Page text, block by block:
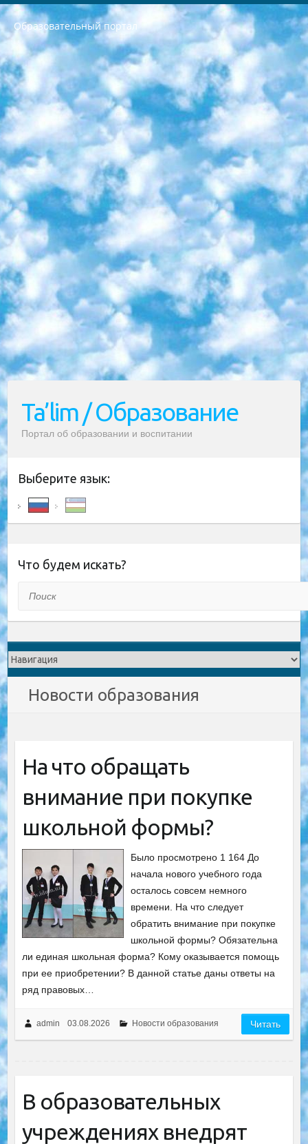
Образовательный портал
РЕСПУБЛИКА УЗБЕКИСТАН МИНИСТРЕРСТВО ДОШКОЛЬНОГО И ШКОЛЬНОГО ОБРАЗОВАНИЯ КОМАНДА в общеобразовательных учреждениях в 2023-2024 учебном году организация и проведение итоговой государственной аттестации обучающихся о Министра дошкольного и школьного образования Республики Узбекистан от 4 марта 2008 года (постановлением Минюста от 20 марта 2008 года № 1778 государственной регистрации) «Итоговое состояние учащихся общего среднего образования на основании положения об утверждении положения об аттестации общего среднего образования выпускной экзамен студентов в образовательных учреждениях в 2023-2024 учебном году В целях организации и прохождения аттестации приказываю: 1. Следующее: перечень предметов, по которым будет проводиться итоговая государственная аттестация и экзамен формы перевода согласно приложению 1; сертификаты международного образца, оценивающие уровень владения иностранными языками перечень согласно приложению 2; 2. Педагогический при специализированных образовательных учреждениях. научно-практический центр квалификации и международной оценки (Д.Давидова) 2024 г. До 25 марта: задания по предметам, по которым будет проводиться итоговая аттестация разработка и утверждение технических условий; итоговая аттестация на основании разработанного предметного задания разработка вопросов по предметам (устно и письменно), экзамен передача; общеобразовательные средние школы и специальные учебные заведения учащиеся выпускных классов школ и интернатов в агентской системе подготовка базы данных экзаменационных материалов и критериев оценки; перевод базы экзаменационных материалов на все языки обучения подать в Республиканский образовательный центр для изготовления; варианты экзаменов на основе разработанных контрольных материалов пусть будут поставлены задачи формирования. 3. Республиканский образовательный центр (Ш.Худайкулов) до 5 апреля 2024 года. до: база данных предоставленных экзаменационных материалов на все языки обучения перевод и экспертиза; для слепых, слабовидящих, глухих, слабослышащих и умственно отсталых детей учащиеся выпускных классов специализированных школ и школ-интернатов база данных экзаменационных материалов на всех преподаваемых языках подготовка критериев оценки; специализированные школы для умственно отсталых детей и технологии для учащихся выпускных классов школ-интернатов разработка соответствующих рекомендаций и критериев проведения ЕГЭ по естествознанию давать задания. 4. Педагогический при специализированных образовательных учреждениях. Научно-практический центр навыков и международной оценки (Д.Давидова), Республика образовательный центр (Худайкулов Ш.) итоговый государственный аттестационный экзамен ориентирован на творческое и логическое мышление при подготовке базы материалов учитывать введение заданий. 5. Следует отметить, что: сертификат государственного образца о знании общеобразовательного предмета и как минимум национальный уровень B1 по предметам на иностранных языках, указанным в Приложении 2. или международно признанный сертификат эквивалентного уровня студенты, изучающие определенный предмет, освобождаются от экзамена; по соответствующим предметам запланирована итоговая государственная аттестация за день до дня, путем жеребьевки Рабочей группой (в письменной форме по предметам, проводимым в форме) из числа сформированных вариантов выбрано 2 варианта; 2 выбранных варианта экзамена анонсированы на официальном сайте министерства и все выпускники по всей стране на основе этих вариантов проводит итоговую государственную аттестацию. 6. Государственное образование учащихся средних общеобразовательных учреждений. знания в соответствии с квалификационными требованиями, которые необходимо приобрести на основании стандартов итоговый (выпускной) контроль для 9 и 11 классов в целях тестирования Экзамены (далее – экзамены) состоят из предметов, перечисленных в приложении 1. будет сделано. 7. Экзамены пройдут с 26 мая по 15 июня 2024 г. (кроме науки физического воспитания). 8. Физическая для учащихся 9 классов общесредних образовательных учреждений. Экзамены по предмету «Образование, квалификация медицина» 1-6 мая 2024 года. сотрудники перевести под присмотр (с отклонениями в физическом или умственном развитии) специализированная школа для детей, школы-интернаты и со сколиозом школы-интернаты санаторного типа для больных детей исключены). 9. Он был слепым, слабовидящим и имел нарушения опорно-двигательного аппарата. экзамены в специализированных школах и интернатах для детей должны проводиться исходя из требований, предъявляемых к общеобразовательным учреждениям (физкультура кроме науки). 10. Специализированная школа для глухих и слабослышащих детей. и экзамены в интернатах и быть реализован в виде письменного теста по математике. 11. Специальность для умственно отсталых детей. Для 9 класса Родной язык и литературное письмо Государственный язык (язык обучения – узбекский). для неклассов) написано Математическое письмо Письменная/устная история Узбекистана Физическое воспитание практично Итоговый контроль Для 11 класса Написание родного языка и литературы (эссе) Математическое письмо Узбекский язык (обучение на узбекском языке) не посещающее общее среднее образование для учреждений)/Образовательное учреждение выбор письменный и устный Иностранный язык письменный/устный Письменная/устная история Узбекистана *По выбору студента:  Химия  Физика  Основы государственного права  География 10 бесплатных образовательных ресурсов - Мы составили подборку онлайн-проектов с интерактивными упражнениями, видеолекциями и статьями. Они помогут вам обрести новые и освежить старые знания бесплатно. 1. «ИНТУИТ» Старейшая образовательная площадка Рунета. Здесь вы найдёте сотни текстовых и видеокурсов на десятки различных тем — от программирования до психологии. Многие курсы подготовлены российскими университетами и крупными международными компаниями вроде Intel и Microsoft. Самостоятельное обучение бесплатное, но желающие могут оплатить услуги персональных наставников. 2. «Смартия» знакомит с актуальными профессиями и подсказывает, как им обучаться. Выбрав заинтересовавшую вас специальность — SMM-специалист, фотограф, веб-дизайнер или другую, — увидите список необходимых для неё умений. Чтобы вы могли освоить их самостоятельно, для каждого умения площадка отображает подборку ссылок на учебные материалы. Хотя «Смартия» ориентируется на русскоязычную аудиторию, часть контента всё же доступна только на английском. 3. «Лекторий Физтеха» Проект Московского физико-технического института (Физтеха). С его помощью вы можете смотреть онлайн серии лекций, записанные на видео в этом вузе. В числе доступных предметов — физика, биология, химия, информационные технологии и другие. К некоторым лекциям администрация ресурса прилагает готовые конспекты, которые можно скачивать в PDF-формате. 4. ITMOcourses Онлайн-площадка Санкт-Петербургского национального исследовательского университета информационных технологий, механики и оптики (ИТМО). Ресурс предоставляет свободный доступ к курсам, разработанным в этом вузе. Каталог материалов разбит на четыре категории: «Оптические системы и технологии», «Приборостроение и робототехника», «Информационные технологии» и «Биотехнологии». Курсы состоят из видеолекций, интерактивных демонстраций и заданий. 5. «КиберЛенинка» Электронная научная библиотека открытого доступа. Каталог площадки регулярно обрастает текстами статей из различных научных изданий. Сгруппированные по журналам и рубрикам публикации можно читать онлайн или скачивать целиком в PDF-формате. Проект нацелен на популяризацию науки за счёт открытого доступа к качественной информации. 6. «ПостНаука» На этом ресурсе публикуют подборки видеолекций, составленные экспертами из разных отраслей и объединённые общими темами. Среди них, к примеру, есть серии «Биоинформатика и геномика», «Культура средневековой Скандинавии» и Cinema Studies о теории кино. Каждая подборка лекций — логически связанная история, рассказанная экспертом от первого лица. Кроме того, на сайте появляются научно-образовательные статьи и тесты на разные темы. 7. «Newочём» Команда проекта «Newочём» отбирает самые интересные тексты из англоязычных СМИ и переводит те из них, за которые голосуют участники сообщества «ВКонтакте». По большей части это научно-популярные статьи. Редакторы придумывают лишь заголовки, в остальном содержание переводов соответствует оригиналам. Полные тексты можно читать прямо в социальной сети. 8. InternetUrok Онлайн-база материалов по основным дисциплинам школьной программы. Информация на сайте структурирована по классам, предметам и темам (урокам). Каждый урок состоит из видеолекций и конспектов. Есть также интерактивные тренажёры и тесты для закрепления пройденного материала. Даже если вы давно окончили школу, возможность повторить программу старших классов всегда может пригодиться. 9. Edutainme Ещё один ресурс об образовании. В отличие от Newtonew, как мне кажется, Edutainme больше ориентируется на представителей индустрии: педагогов, предпринимателей, разработчиков образовательных проектов. Но и любой, кто просто стремится к саморазвитию, найдёт на сайте много полезного и интересного для себя. Например, информацию о новых курсах и образовательных сервисах. 10. Newtonew Онлайн-медиа об образовании и обучении в широком смысле. Авторы Newtonew пишут об инструментах, заведениях, тактиках и стратегиях, которые помогают учить других и получать новые знания самостоятельно. На этой площадке вы найдёте новости, обзоры, аналитические мат
Ta’lim / Образование
Портал об образовании и воспитании
Выберите язык:
Что будем искать?
Новости образования
На что обращать
внимание при покупке
школьной формы?
Было просмотрено 1 164 До
начала нового учебного года
осталось совсем немного
времени. На что следует
обратить внимание при покупке
школьной формы? Обязательна
ли единая школьная форма? Кому оказывается помощь
при ее приобретении? В данной статье даны ответы на
ряд правовых…
admin 03.08.2026 Новости образования Читать
В образовательных
учреждениях внедрят